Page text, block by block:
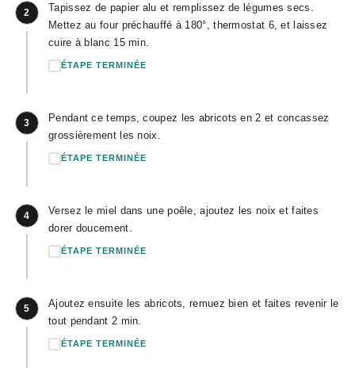
2
Tapissez de papier alu et remplissez de légumes secs.
Mettez au four préchauffé à 180°, thermostat 6, et laissez
cuire à blanc 15 min.
ÉTAPE TERMINÉE
3
Pendant ce temps, coupez les abricots en 2 et concassez
grossièrement les noix.
ÉTAPE TERMINÉE
4
Versez le miel dans une poêle, ajoutez les noix et faites
dorer doucement.
ÉTAPE TERMINÉE
5
Ajoutez ensuite les abricots, remuez bien et faites revenir le
tout pendant 2 min.
ÉTAPE TERMINÉE